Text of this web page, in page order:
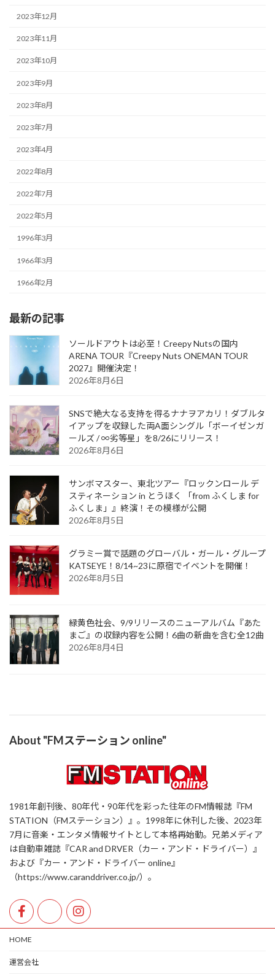
2023年12月
2023年11月
2023年10月
2023年9月
2023年8月
2023年7月
2023年4月
2022年8月
2022年7月
2022年5月
1996年3月
1966年3月
1966年2月
最新の記事
ソールドアウトは必至！Creepy Nutsの国内
ARENA TOUR『Creepy Nuts ONEMAN TOUR
2027』開催決定！
2026年8月6日
SNSで絶大なる支持を得るナナヲアカリ！ダブルタ
イアップを収録した両A面シングル「ボーイゼンガ
ールズ / ∞劣等星」を8/26にリリース！
2026年8月6日
サンボマスター、東北ツアー『ロックンロール デ
スティネーション in とうほく 「from ふくしま for
ふくしま」』終演！その模様が公開
2026年8月5日
グラミー賞で話題のグローバル・ガール・グループ
KATSEYE！8/14~23に原宿でイベントを開催！
2026年8月5日
緑黄色社会、9/9リリースのニューアルバム『あた
まご』の収録内容を公開！6曲の新曲を含む全12曲
2026年8月4日
About "FMステーション online"
1981年創刊後、80年代・90年代を彩った往年のFM情報誌『FM
STATION（FMステーション）』。1998年に休刊した後、2023年
7月に音楽・エンタメ情報サイトとして本格再始動。兄弟メディア
は自動車雑誌『CAR and DRVER（カー・アンド・ドライバー）』
および『カー・アンド・ドライバー online』
（https://www.caranddriver.co.jp/）。
HOME
運営会社